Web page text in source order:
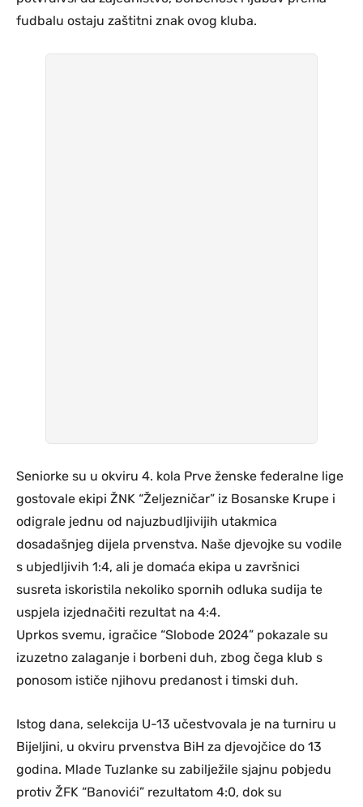
fudbalu ostaju zaštitni znak ovog kluba.
Seniorke su u okviru 4. kola Prve ženske federalne lige
gostovale ekipi ŽNK “Željezničar” iz Bosanske Krupe i
odigrale jednu od najuzbudljivijih utakmica
dosadašnjeg dijela prvenstva. Naše djevojke su vodile
s ubjedljivih 1:4, ali je domaća ekipa u završnici
susreta iskoristila nekoliko spornih odluka sudija te
uspjela izjednačiti rezultat na 4:4.
Uprkos svemu, igračice “Slobode 2024” pokazale su
izuzetno zalaganje i borbeni duh, zbog čega klub s
ponosom ističe njihovu predanost i timski duh.
Istog dana, selekcija U-13 učestvovala je na turniru u
Bijeljini, u okviru prvenstva BiH za djevojčice do 13
godina. Mlade Tuzlanke su zabilježile sjajnu pobjedu
protiv ŽFK “Banovići” rezultatom 4:0, dok su